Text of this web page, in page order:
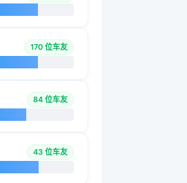
170 位车友
84 位车友
43 位车友